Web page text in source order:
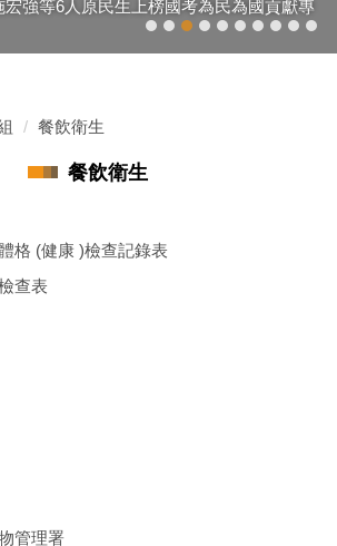
強等6人原民生上榜國考為民為國貢獻專
餐飲衛生
餐飲衛生
格 (健康 )檢查記錄表
查表
管理署